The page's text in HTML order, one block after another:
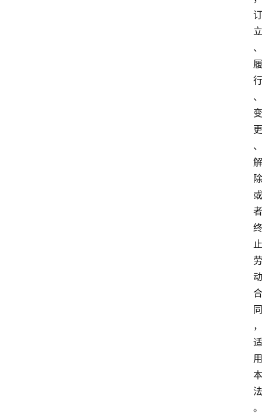
订
立
、
履
行
、
变
更
、
解
除
或
者
终
止
劳
动
合
同
，
适
用
本
法
。